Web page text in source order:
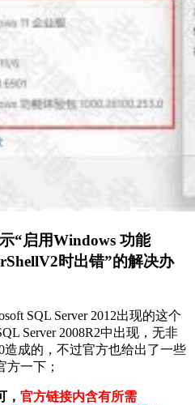
“启用Windows 功能
时出错”的解决办
SQL Server 2012出现的这个
Server 2008R2中出现，无非
造成的，不过官方也给出了一些
一下；
， 官方链接内含有所需